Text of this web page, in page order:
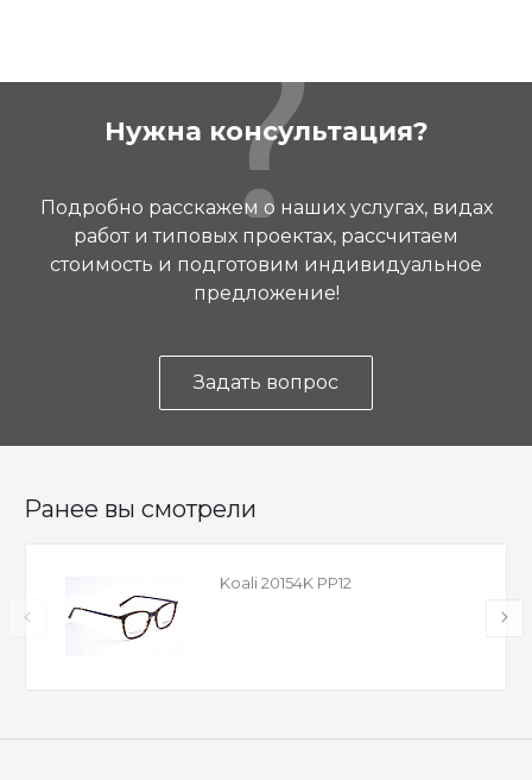
Нужна консультация?
Подробно расскажем о наших услугах, видах
работ и типовых проектах, рассчитаем
стоимость и подготовим индивидуальное
предложение!
Задать вопрос
Ранее вы смотрели
Koali 20154K PP12